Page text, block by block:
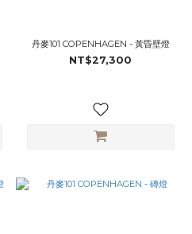
丹麥101 COPENHAGEN - 黃昏壁燈
NT$27,300